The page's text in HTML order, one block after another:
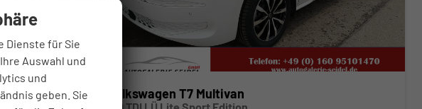
Volkswagen T7 Multivan
Dienste für Sie
Auswahl und
und
geben. Sie